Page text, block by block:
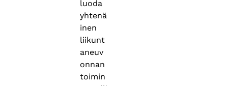
luoda
yhtenä
inen
liikunt
aneuv
onnan
toimin